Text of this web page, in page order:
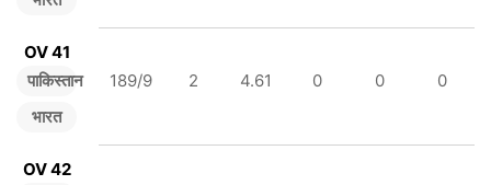
OV 41
पाकिस्तान
भारत
189/9 2 4.61 0 0 0
OV 42